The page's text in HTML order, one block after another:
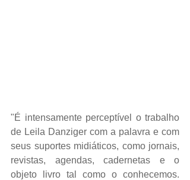
"É intensamente perceptível o trabalho
de Leila Danziger com a palavra e com
seus suportes midiáticos, como jornais,
revistas, agendas, cadernetas e o
objeto livro tal como o conhecemos.